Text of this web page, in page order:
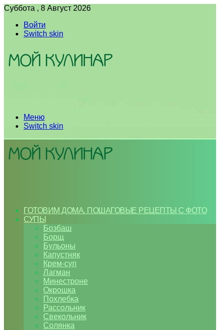
Суббота , 8 Август 2026
Войти
Switch skin
Меню
Switch skin
ГОТОВИМ ДОМА. ПОШАГОВЫЕ РЕЦЕПТЫ С ФОТО
СУПЫ
Бозбаш
Борщ
Бульоны
Капустняк
Крем-суп
Лагман
Минестроне
Окрошка
Похлебка
Рассольник
Свекольник
Солянка